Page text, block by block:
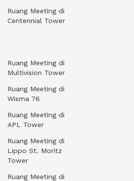
Ruang Meeting di
Centennial Tower
Ruang Meeting di
Multivision Tower
Ruang Meeting di
Wisma 76
Ruang Meeting di
APL Tower
Ruang Meeting di
Lippo St. Moritz
Tower
Ruang Meeting di